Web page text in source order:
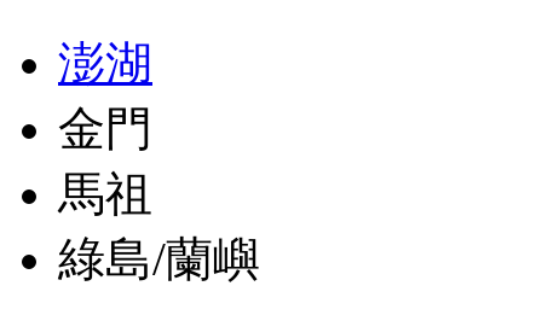
澎湖
金門
馬祖
綠島/蘭嶼